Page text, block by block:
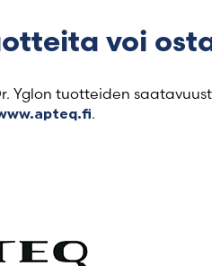
voi
Yglon tuotteiden
.